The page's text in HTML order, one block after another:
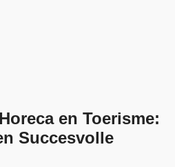
en Toerisme:
Succesvolle